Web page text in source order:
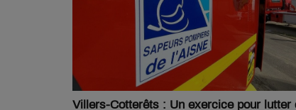
Villers-Cotterêts : Un exercice pour lutter